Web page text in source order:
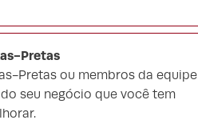
Pretas
Pretas ou membros da equipe
seu negócio que você tem